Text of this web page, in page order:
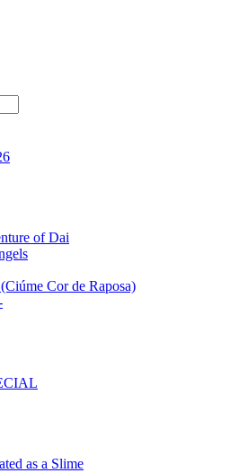
of Dai
Cor de Raposa)
as a Slime